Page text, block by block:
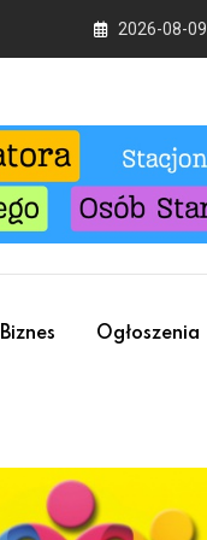
2026-08-09
Biznes Ogłoszenia